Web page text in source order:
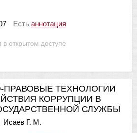
открытом доступе
Есть аннотация
ПРАВОВЫЕ ТЕХНОЛОГИИ
КОРРУПЦИИ В
СЛУЖБЫ
Исаев Г. М.